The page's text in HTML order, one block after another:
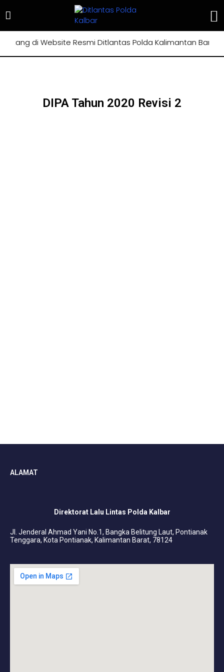
di Website Resmi Ditlantas Polda Kalimantan Barat
DIPA Tahun 2020 Revisi 2
ALAMAT
Direktorat Lalu Lintas Polda Kalbar
Jl. Jenderal Ahmad Yani No.1, Bangka Belitung Laut, Pontianak
Tenggara, Kota Pontianak, Kalimantan Barat, 78124